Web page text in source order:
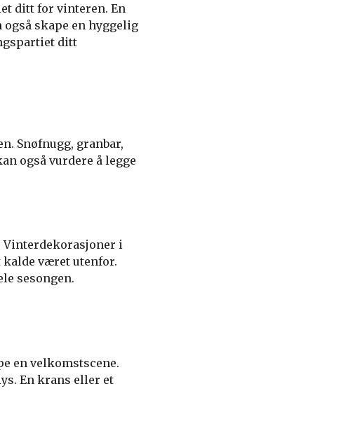
ditt for vinteren. En
skape en hyggelig
ditt
Snøfnugg, granbar,
også vurdere å legge
Vinterdekorasjoner i
kalde været utenfor.
sesongen.
en velkomstscene.
En krans eller et